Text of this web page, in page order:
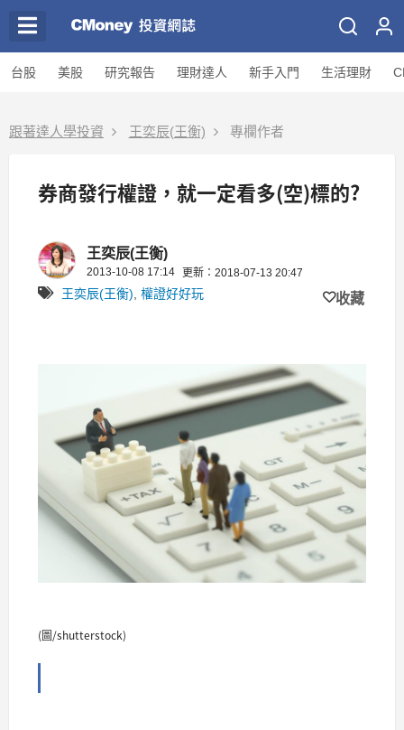
台股 美股 研究報告 理財達人 新手入門 生活理財
跟著達人學投資 王奕辰(王衡) 專欄作者
券商發行權證，就一定看多(空)標的?
王奕辰(王衡)
2013-10-08 17:14 更新：2018-07-13 20:47
王奕辰(王衡) 權證好好玩 收藏
(圖/shutterstock)